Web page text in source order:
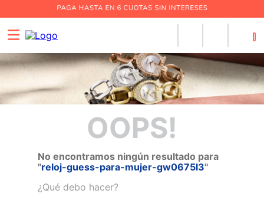
0
OOPS!
No encontramos ningún resultado para
"reloj-guess-para-mujer-gw0675l3"
¿Qué debo hacer?